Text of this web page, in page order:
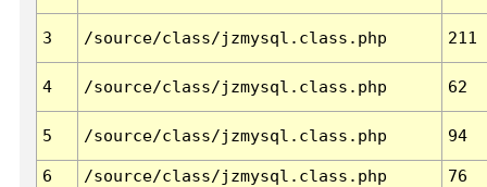
3 /source/class/jzmysql.class.php 211
4 /source/class/jzmysql.class.php 62
5 /source/class/jzmysql.class.php 94
6 /source/class/jzmysql.class.php 76